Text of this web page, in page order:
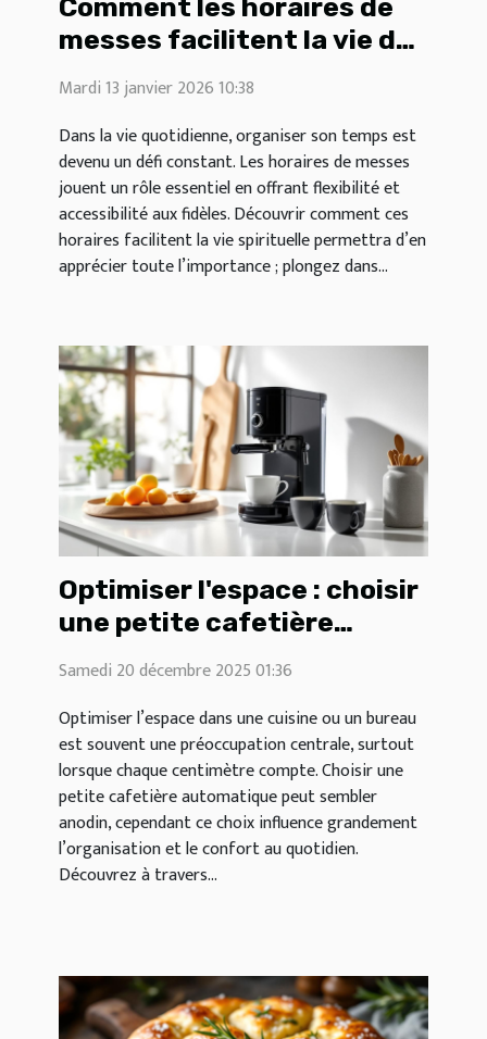
Comment les horaires de
messes facilitent la vie des
Mardi 13 janvier 2026 10:38
Dans la vie quotidienne, organiser son temps est
devenu un défi constant. Les horaires de messes
jouent un rôle essentiel en offrant flexibilité et
accessibilité aux fidèles. Découvrir comment ces
horaires facilitent la vie spirituelle permettra d’en
apprécier toute l’importance ; plongez dans...
Optimiser l'espace : choisir
une petite cafetière
automatique ?
Samedi 20 décembre 2025 01:36
Optimiser l’espace dans une cuisine ou un bureau
est souvent une préoccupation centrale, surtout
lorsque chaque centimètre compte. Choisir une
petite cafetière automatique peut sembler
anodin, cependant ce choix influence grandement
l’organisation et le confort au quotidien.
Découvrez à travers...